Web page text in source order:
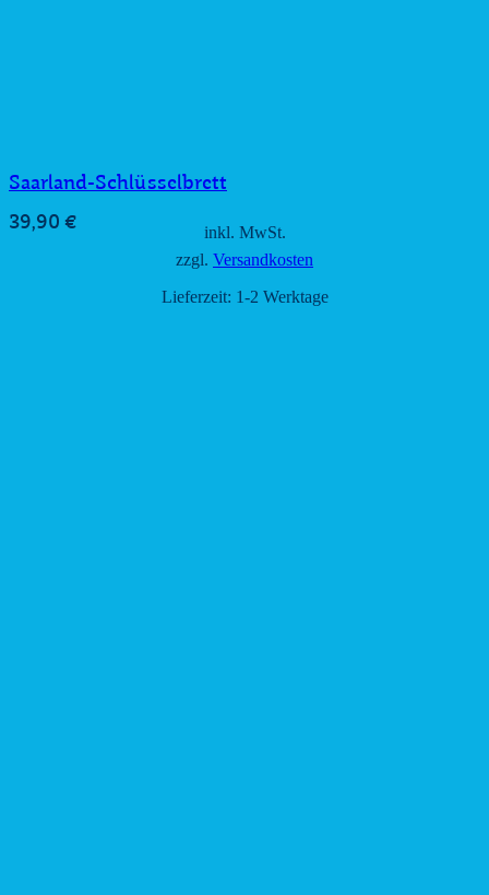
Saarland-Schlüsselbrett
39,90 €
inkl. MwSt.
zzgl. Versandkosten
Lieferzeit: 1-2 Werktage